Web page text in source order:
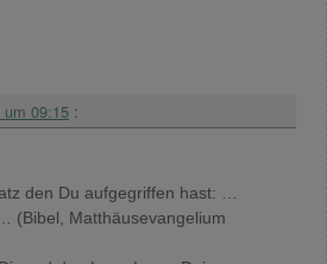
um 09:15 :
den Du aufgegriffen hast: …
(Bibel, Matthäusevangelium